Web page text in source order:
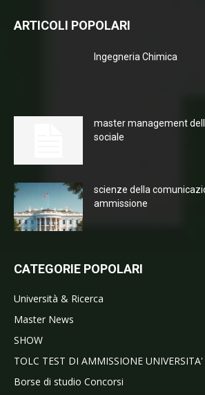
ARTICOLI POPOLARI
Ingegneria Chimica
master management
sociale
scienze della
ammissione
CATEGORIE POPOLARI
Università & Ricerca
Master News
SHOW
TOLC TEST DI AMMISSIONE UNIVERSITA'
Borse di studio Concorsi